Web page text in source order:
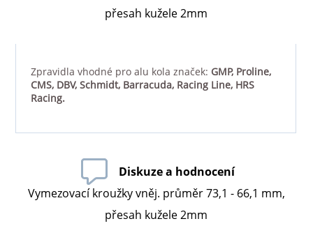
přesah kužele 2mm
Zpravidla vhodné pro alu kola značek: GMP, Proline,
CMS, DBV, Schmidt, Barracuda, Racing Line, HRS
Racing.
Diskuze a hodnocení
Vymezovací kroužky vněj. průměr 73,1 - 66,1 mm,
přesah kužele 2mm